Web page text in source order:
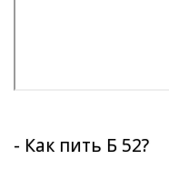
- Как пить Б 52?